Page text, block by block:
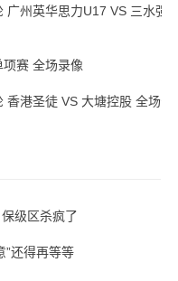
广州英华思力U17 VS 三水强
赛 全场录像
港圣徒 VS 大塘控股 全场录
级区杀疯了
”还得再等等